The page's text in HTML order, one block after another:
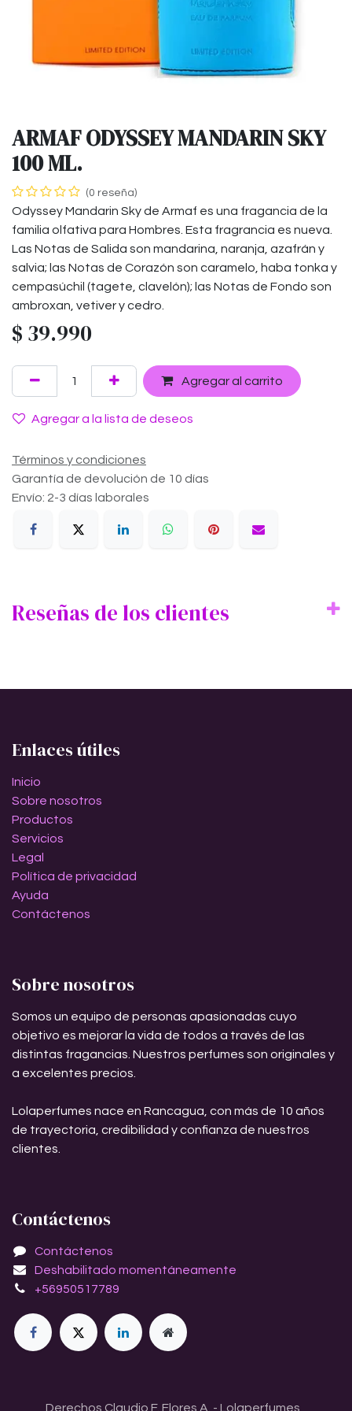
ARMAF ODYSSEY MANDARIN SKY
100 ML.
(0 reseña)
Odyssey Mandarin Sky de Armaf es una fragancia de la
familia olfativa para Hombres. Esta fragrancia es nueva.
Las Notas de Salida son mandarina, naranja, azafrán y
salvia; las Notas de Corazón son caramelo, haba tonka y
cempasúchil (tagete, clavelón); las Notas de Fondo son
ambroxan, vetiver y cedro.
$ 39.990
Agregar al carrito
Agregar a la lista de deseos
Términos y condiciones
Garantía de devolución de 10 días
Envío: 2-3 días laborales
Reseñas de los clientes
Enlaces útiles
Inicio
Sobre nosotros
Productos
Servicios
Legal
Política de privacidad
Ayuda
Contáctenos
Sobre nosotros
Somos un equipo de personas apasionadas cuyo
objetivo es mejorar la vida de todos a través de las
distintas fragancias. Nuestros perfumes son originales y
a excelentes precios.
Lolaperfumes nace en Rancagua, con más de 10 años
de trayectoria, credibilidad y confianza de nuestros
clientes.
Contáctenos
Contáctenos
Deshabilitado momentáneamente
+56950517789
Derechos Claudio F. Flores A. - Lolaperfumes